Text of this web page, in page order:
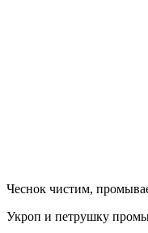
Чеснок чистим,
Укроп и петрушку